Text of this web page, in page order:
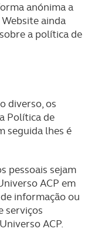
anónima a
ainda
a política de
diverso, os
Política de
seguida lhes é
pessoais sejam
ACP em
informação ou
serviços
ACP.